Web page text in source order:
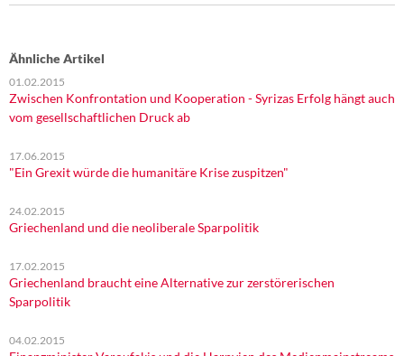
Ähnliche Artikel
01.02.2015
Zwischen Konfrontation und Kooperation - Syrizas Erfolg hängt auch
vom gesellschaftlichen Druck ab
17.06.2015
"Ein Grexit würde die humanitäre Krise zuspitzen"
24.02.2015
Griechenland und die neoliberale Sparpolitik
17.02.2015
Griechenland braucht eine Alternative zur zerstörerischen
Sparpolitik
04.02.2015